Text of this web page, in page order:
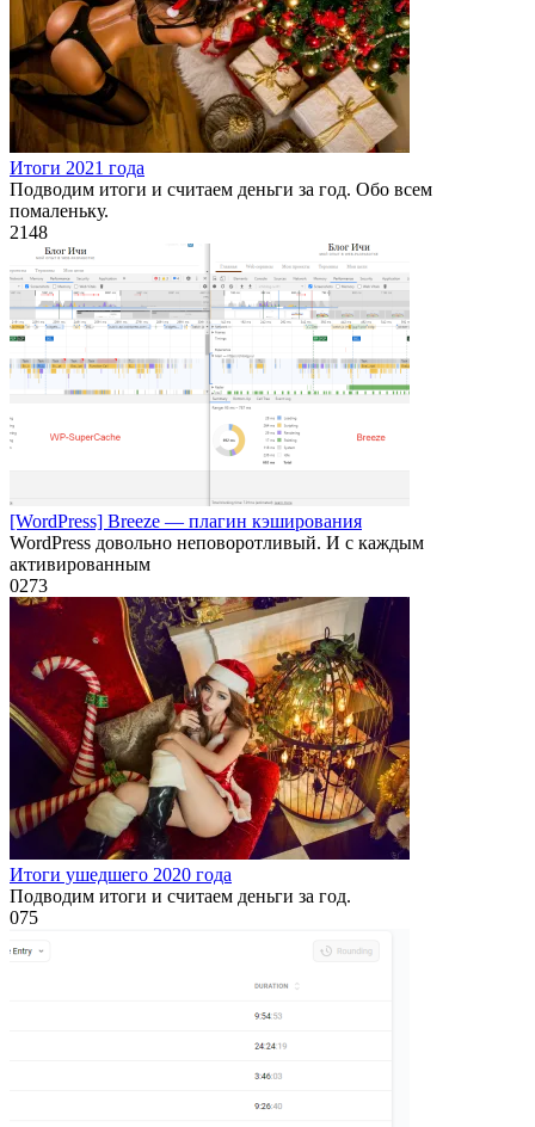
Итоги 2021 года
Подводим итоги и считаем деньги за год. Обо всем
помаленьку.
2148
[WordPress] Breeze — плагин кэширования
WordPress довольно неповоротливый. И с каждым
активированным
0273
Итоги ушедшего 2020 года
Подводим итоги и считаем деньги за год.
075